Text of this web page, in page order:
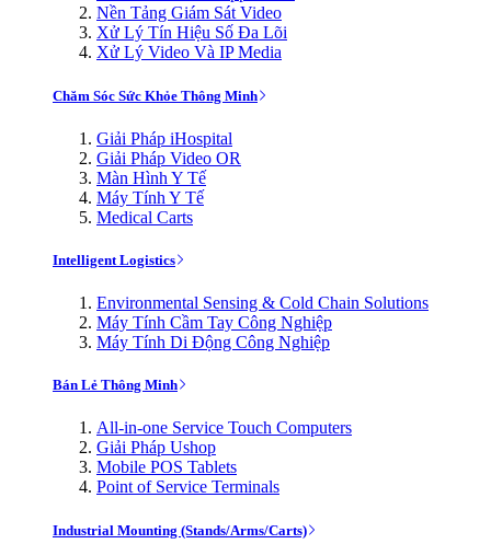
Nền Tảng Giám Sát Video
Xử Lý Tín Hiệu Số Đa Lõi
Xử Lý Video Và IP Media
Chăm Sóc Sức Khỏe Thông Minh
Giải Pháp iHospital
Giải Pháp Video OR
Màn Hình Y Tế
Máy Tính Y Tế
Medical Carts
Intelligent Logistics
Environmental Sensing & Cold Chain Solutions
Máy Tính Cầm Tay Công Nghiệp
Máy Tính Di Động Công Nghiệp
Bán Lẻ Thông Minh
All-in-one Service Touch Computers
Giải Pháp Ushop
Mobile POS Tablets
Point of Service Terminals
Industrial Mounting (Stands/Arms/Carts)